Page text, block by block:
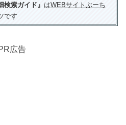
検索ガイド』 はWEBサイトぶーち
です
広告